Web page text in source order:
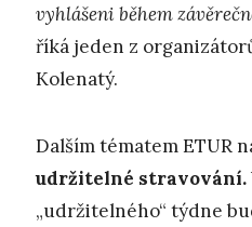
vyhlášeni během
říká jeden z
Kolenatý.
Dalším tématem ETUR
udržitelné stravování.
„udržitelného“ týdne